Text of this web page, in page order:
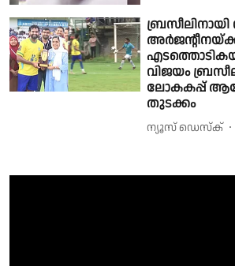
വിജയം
ലോകകപ്പ്
തുടക്കം
ന്യൂസ് ഡെസ്ക്